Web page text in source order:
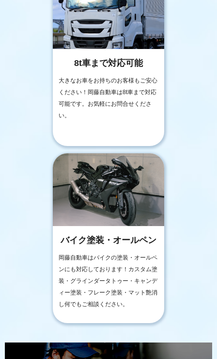
8t車まで対応可能
大きなお車をお持ちのお客様もご安心
ください！岡藤自動車は8t車まで対応
可能です。お気軽にお問合せくださ
い。
バイク塗装・オールペン
岡藤自動車はバイクの塗装・オールペ
ンにも対応しております！カスタム塗
装・グラインダータトゥー・キャンデ
ィー塗装・フレーク塗装・マット艶消
し何でもご相談ください。